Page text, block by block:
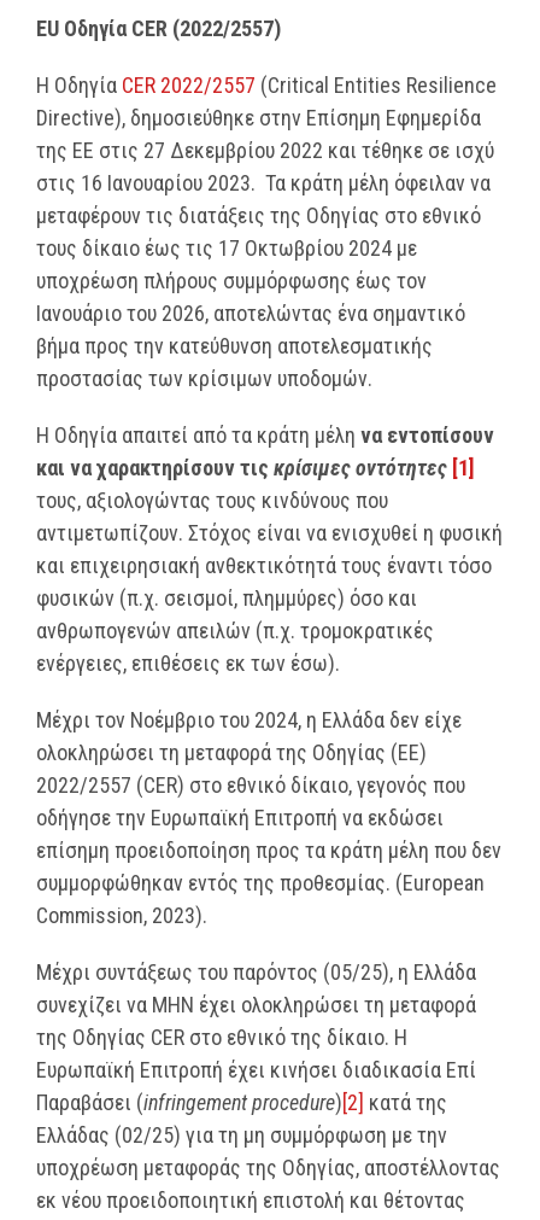
EU Οδηγία CER (2022/2557)
Η Οδηγία CER 2022/2557 (Critical Entities Resilience
Directive), δημοσιεύθηκε στην Επίσημη Εφημερίδα
της ΕΕ στις 27 Δεκεμβρίου 2022 και τέθηκε σε ισχύ
στις 16 Ιανουαρίου 2023. Τα κράτη μέλη όφειλαν να
μεταφέρουν τις διατάξεις της Οδηγίας στο εθνικό
τους δίκαιο έως τις 17 Οκτωβρίου 2024 με
υποχρέωση πλήρους συμμόρφωσης έως τον
Ιανουάριο του 2026, αποτελώντας ένα σημαντικό
βήμα προς την κατεύθυνση αποτελεσματικής
προστασίας των κρίσιμων υποδομών.
Η Οδηγία απαιτεί από τα κράτη μέλη να εντοπίσουν
και να χαρακτηρίσουν τις κρίσιμες οντότητες [1]
τους, αξιολογώντας τους κινδύνους που
αντιμετωπίζουν. Στόχος είναι να ενισχυθεί η φυσική
και επιχειρησιακή ανθεκτικότητά τους έναντι τόσο
φυσικών (π.χ. σεισμοί, πλημμύρες) όσο και
ανθρωπογενών απειλών (π.χ. τρομοκρατικές
ενέργειες, επιθέσεις εκ των έσω).
Μέχρι τον Νοέμβριο του 2024, η Ελλάδα δεν είχε
ολοκληρώσει τη μεταφορά της Οδηγίας (ΕΕ)
2022/2557 (CER) στο εθνικό δίκαιο, γεγονός που
οδήγησε την Ευρωπαϊκή Επιτροπή να εκδώσει
επίσημη προειδοποίηση προς τα κράτη μέλη που δεν
συμμορφώθηκαν εντός της προθεσμίας. (European
Commission, 2023).
Μέχρι συντάξεως του παρόντος (05/25), η Ελλάδα
συνεχίζει να ΜΗΝ έχει ολοκληρώσει τη μεταφορά
της Οδηγίας CER στο εθνικό της δίκαιο. Η
Ευρωπαϊκή Επιτροπή έχει κινήσει διαδικασία Επί
Παραβάσει (infringement procedure)[2] κατά της
Ελλάδας (02/25) για τη μη συμμόρφωση με την
υποχρέωση μεταφοράς της Οδηγίας, αποστέλλοντας
εκ νέου προειδοποιητική επιστολή και θέτοντας